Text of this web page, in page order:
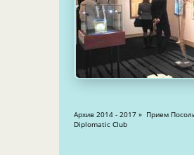
Архив 2014 - 2017 » Прием Посольства
Diplomatic Club